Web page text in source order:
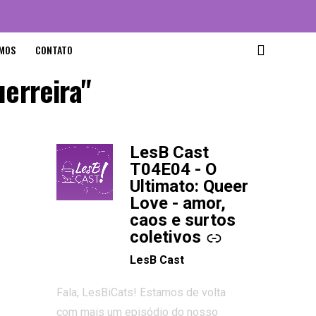
CONTATO
LesB Cast
T04E04 - O
Ultimato: Queer
Love - amor,
caos e surtos
coletivos
-
LesB Cast
Fala, LesBiCats! Estamos de volta
com mais um episódio do nosso